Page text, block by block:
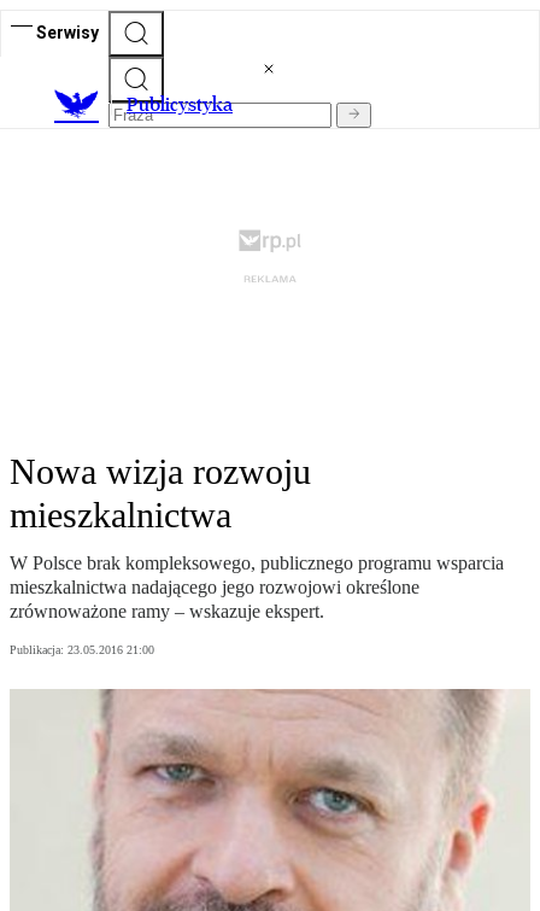
Serwisy
Publicystyka
Nowa wizja rozwoju
mieszkalnictwa
W Polsce brak kompleksowego, publicznego programu wsparcia
mieszkalnictwa nadającego jego rozwojowi określone
zrównoważone ramy – wskazuje ekspert.
Publikacja: 23.05.2016 21:00